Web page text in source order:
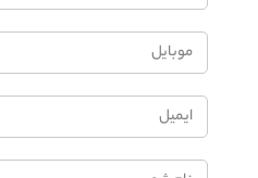
خانوادگی
موبایل
ایمیل
نام